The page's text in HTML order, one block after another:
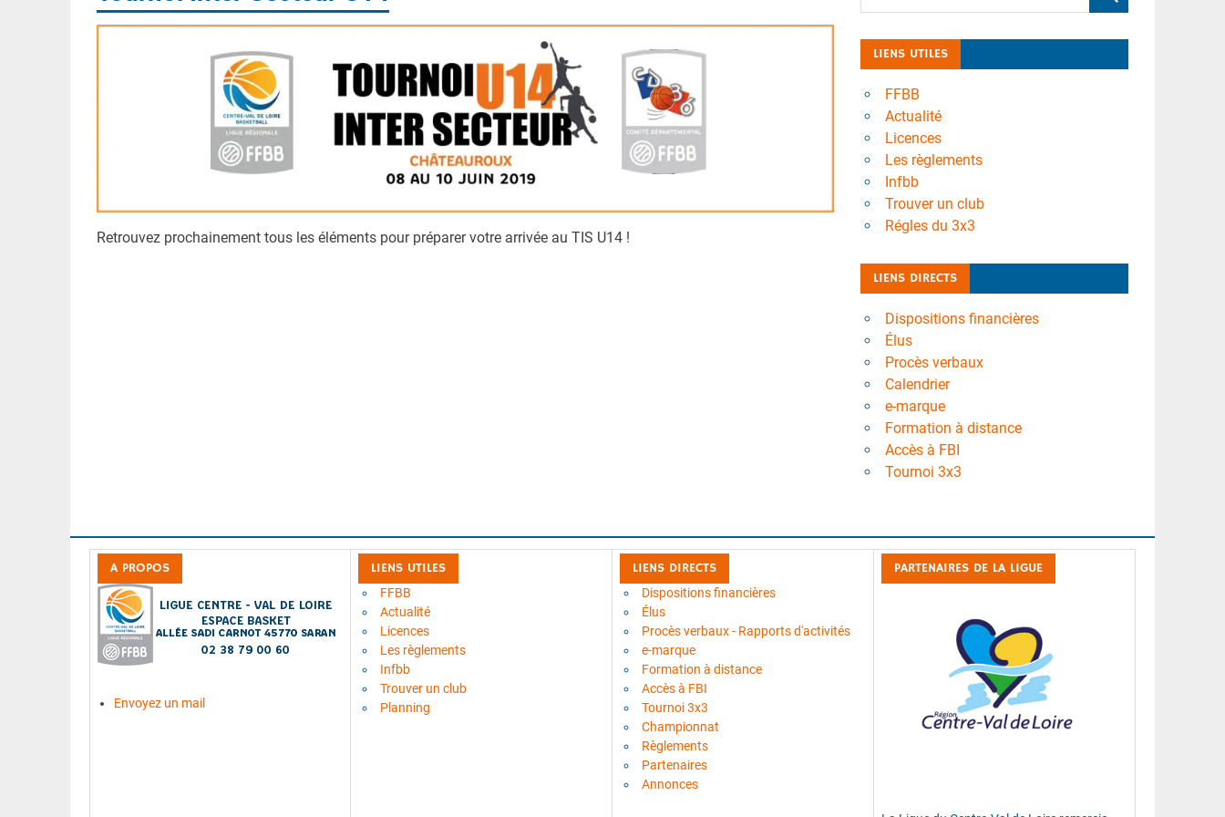
Retrouvez prochainement tous les éléments pour préparer votre arrivée au TIS U14 !
LIENS UTILES
FFBB
Actualité
Licences
Les règlements
Infbb
Trouver un club
Régles du 3x3
LIENS DIRECTS
Dispositions financières
Élus
Procès verbaux
Calendrier
e-marque
Formation à distance
Accès à FBI
Tournoi 3x3
A PROPOS
Envoyez un mail
LIENS UTILES
FFBB
Actualité
Licences
Les règlements
Infbb
Trouver un club
Planning
LIENS DIRECTS
Dispositions financières
Élus
Procès verbaux - Rapports d'activités
e-marque
Formation à distance
Accès à FBI
Tournoi 3x3
Championnat
Règlements
Partenaires
Annonces
PARTENAIRES DE LA LIGUE